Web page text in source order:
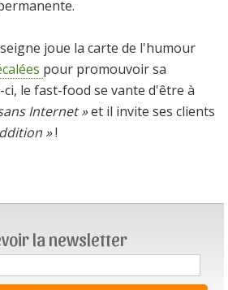
joue la carte de l'humour
pour promouvoir sa
le fast-food se vante d'être à
Internet »et il invite ses clients
»!
la newsletter